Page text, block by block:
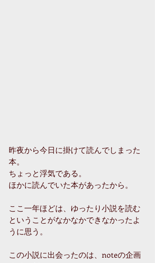
昨夜から今日に掛けて読んでしまった
本。
ちょっと浮気である。
ほかに読んでいた本があったから。
ここ一年ほどは、ゆったり小説を読む
ということがなかなかできなかったよ
うに思う。
この小説に出会ったのは、noteの企画